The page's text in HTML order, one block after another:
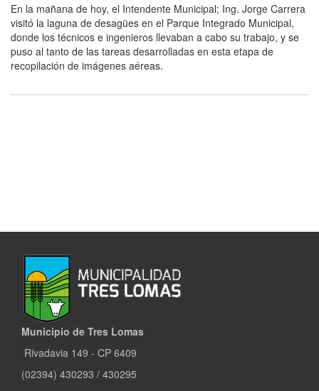
En la mañana de hoy, el Intendente Municipal; Ing. Jorge Carrera
visitó la laguna de desagües en el Parque Integrado Municipal,
donde los técnicos e ingenieros llevaban a cabo su trabajo, y se
puso al tanto de las tareas desarrolladas en esta etapa de
recopilación de imágenes aéreas.
Municipio de Tres Lomas
Rivadavia 149 - CP 6409
(02394) 430293 / 430295